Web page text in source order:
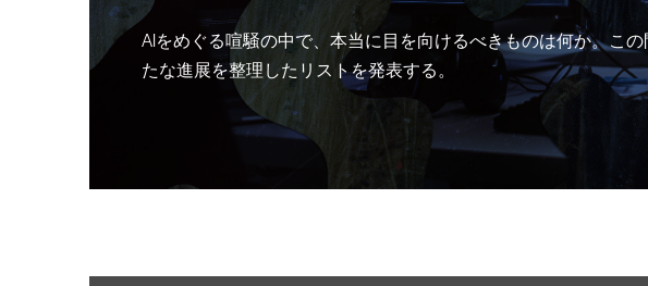
AIをめぐる喧騒の中で、本当に目を向けるべきものは何か。こ
たな進展を整理したリストを発表する。